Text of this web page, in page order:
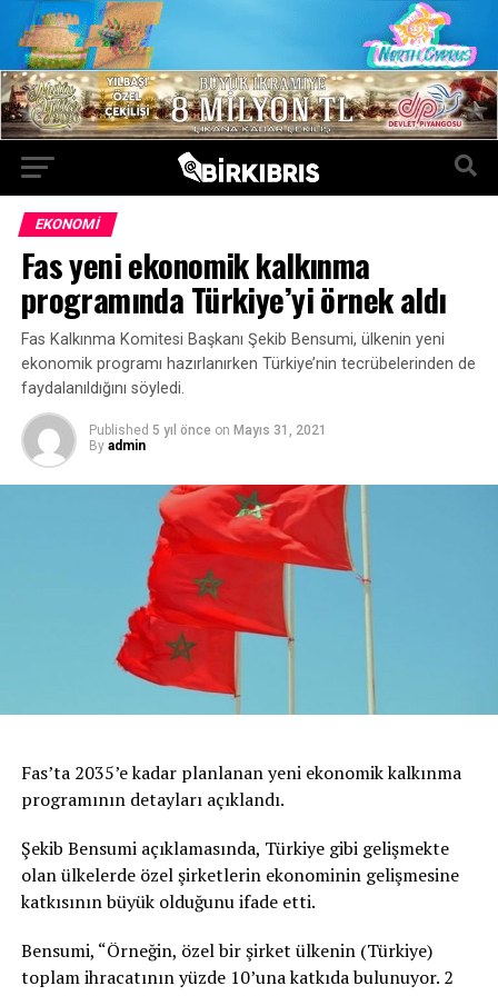
EKONOMI
Fas yeni ekonomik kalkınma
programında Türkiye’yi örnek aldı
Fas Kalkınma Komitesi Başkanı Şekib Bensumi, ülkenin yeni
ekonomik programı hazırlanırken Türkiye’nin tecrübelerinden de
faydalanıldığını söyledi.
Published 5 yıl önce on Mayıs 31, 2021
By admin
Fas’ta 2035’e kadar planlanan yeni ekonomik kalkınma
programının detayları açıklandı.
Şekib Bensumi açıklamasında, Türkiye gibi gelişmekte
olan ülkelerde özel şirketlerin ekonominin gelişmesine
katkısının büyük olduğunu ifade etti.
Bensumi, “Örneğin, özel bir şirket ülkenin (Türkiye)
toplam ihracatının yüzde 10’una katkıda bulunuyor. 2